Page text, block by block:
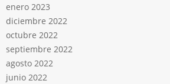
enero 2023
diciembre 2022
octubre 2022
septiembre 2022
agosto 2022
junio 2022